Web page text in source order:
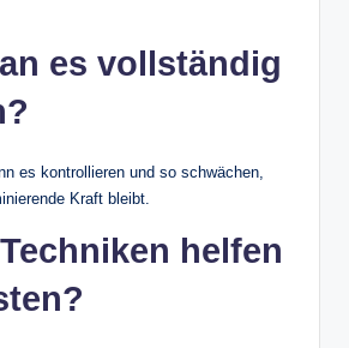
es vollständig
es kontrollieren und so schwächen,
Kraft bleibt.
helfen